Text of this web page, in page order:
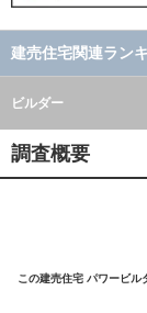
建売住宅関連ラン
ビルダー
調査概要
この建売住宅 パワービル